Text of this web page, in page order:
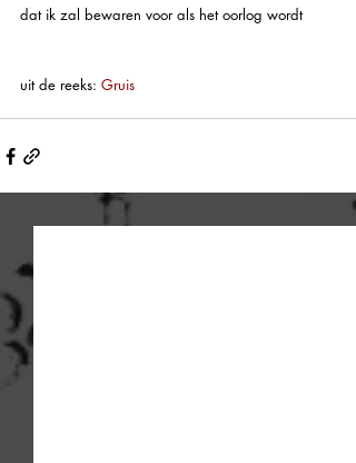
dat ik zal bewaren voor als het oorlog wordt
uit de reeks: Gruis